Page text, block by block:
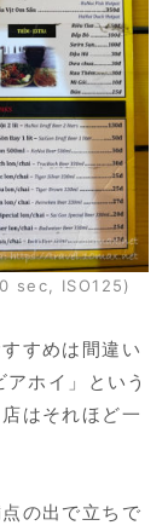
sec, ISO125)
すめは間違い
ホイ」という
はそれほど一
の出で立ちで